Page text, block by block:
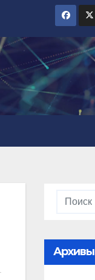
Архивы